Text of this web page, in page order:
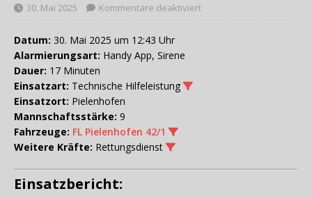
30. Mai 2025 Kommentare deaktiviert
Datum: 30. Mai 2025 um 12:43 Uhr
Alarmierungsart: Handy App, Sirene
Dauer: 17 Minuten
Einsatzart: Technische Hilfeleistung
Einsatzort: Pielenhofen
Mannschaftsstärke: 9
Fahrzeuge: FL Pielenhofen 42/1
Weitere Kräfte: Rettungsdienst
Einsatzbericht: